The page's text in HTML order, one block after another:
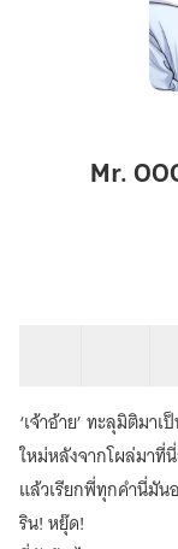
|
Mr.
‘เจ้าอ้าย’ ทะลุมิติมา
ใหม่หลังจากโผล่มาที่
แล้วเรียกพี่ทุกคำนี่มัน
ริน! หยุ๊ด!